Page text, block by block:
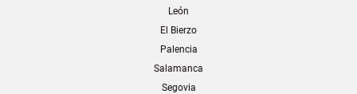
León
El Bierzo
Palencia
Salamanca
Segovia